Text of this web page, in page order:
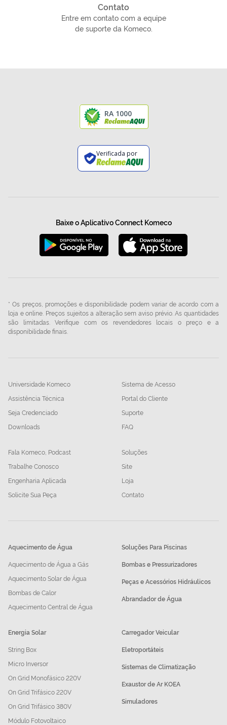
Contato
Entre em contato com a equipe
de suporte da Komeco.
RA 1000
Verificada por
Baixe o Aplicativo Connect Komeco
* Os preços, promoções e disponibilidade podem variar de acordo com a
loja e online. Preços sujeitos a alteração sem aviso prévio. As quantidades
são limitadas. Verifique com os revendedores locais o preço e a
disponibilidade finais.
Universidade Komeco
Assistência Técnica
Seja Credenciado
Downloads
Sistema de Acesso
Portal do Cliente
Suporte
FAQ
Fala Komeco, Podcast
Trabalhe Conosco
Engenharia Aplicada
Solicite Sua Peça
Soluções
Site
Loja
Contato
Aquecimento de Água
Aquecimento de Água a Gás
Aquecimento Solar de Água
Bombas de Calor
Aquecimento Central de Água
Soluções Para Piscinas
Bombas e Pressurizadores
Peças e Acessórios Hidráulicos
Abrandador de Água
Energia Solar
String Box
Micro Inversor
On Grid Monofásico 220V
On Grid Trifásico 220V
On Grid Trifásico 380V
Módulo Fotovoltaico
Carregador Veicular
Eletroportáteis
Sistemas de Climatização
Exaustor de Ar KOEA
Simuladores